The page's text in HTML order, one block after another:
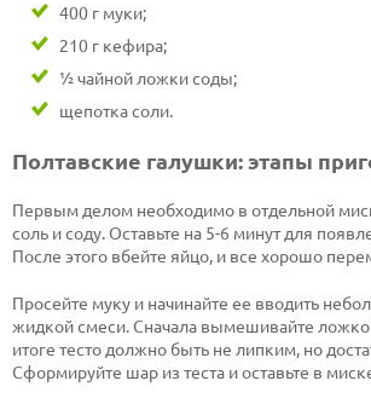
400 г муки;
210 г кефира;
½ чайной ложки соды;
щепотка соли.
Полтавские галушки: этапы
Первым делом необходимо в отдельной
соль и соду. Оставьте на 5-6 минут для
После этого вбейте яйцо, и все хорошо
Просейте муку и начинайте ее вводить
жидкой смеси. Сначала вымешивайте
итоге тесто должно быть не липким, но
Сформируйте шар из теста и оставьте в